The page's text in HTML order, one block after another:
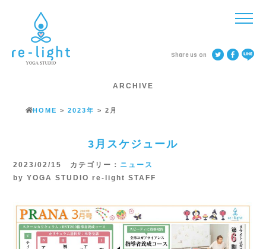
Share us on
ARCHIVE
HOME > 2023年 > 2月
3月スケジュール
2023/02/15 カテゴリー： ニュース
by YOGA STUDIO re-light STAFF